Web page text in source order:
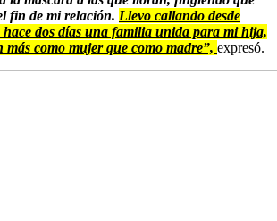
fin de mi relación. Llevo callando desde
hace dos días una familia unida para mi hija,
más como mujer que como madre”, expresó.